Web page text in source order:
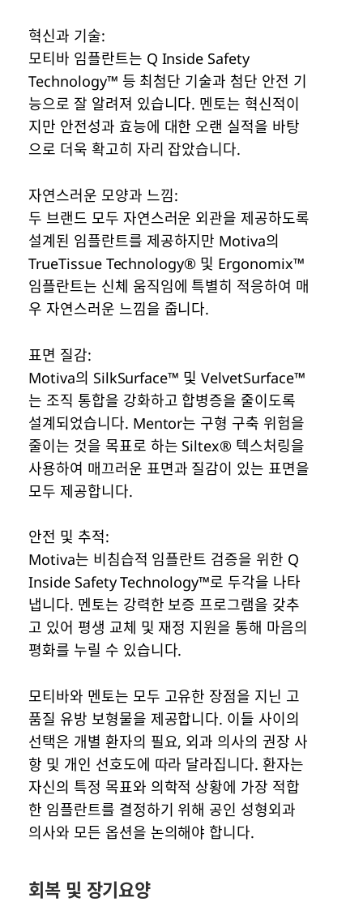
혁신과 기술:
모티바 임플란트는 Q Inside Safety
Technology™ 등 최첨단 기술과 첨단 안전 기
능으로 잘 알려져 있습니다. 멘토는 혁신적이
지만 안전성과 효능에 대한 오랜 실적을 바탕
으로 더욱 확고히 자리 잡았습니다.
자연스러운 모양과 느낌:
두 브랜드 모두 자연스러운 외관을 제공하도록
설계된 임플란트를 제공하지만 Motiva의
TrueTissue Technology® 및 Ergonomix™
임플란트는 신체 움직임에 특별히 적응하여 매
우 자연스러운 느낌을 줍니다.
표면 질감:
Motiva의 SilkSurface™ 및 VelvetSurface™
는 조직 통합을 강화하고 합병증을 줄이도록
설계되었습니다. Mentor는 구형 구축 위험을
줄이는 것을 목표로 하는 Siltex® 텍스처링을
사용하여 매끄러운 표면과 질감이 있는 표면을
모두 제공합니다.
안전 및 추적:
Motiva는 비침습적 임플란트 검증을 위한 Q
Inside Safety Technology™로 두각을 나타
냅니다. 멘토는 강력한 보증 프로그램을 갖추
고 있어 평생 교체 및 재정 지원을 통해 마음의
평화를 누릴 수 있습니다.
모티바와 멘토는 모두 고유한 장점을 지닌 고
품질 유방 보형물을 제공합니다. 이들 사이의
선택은 개별 환자의 필요, 외과 의사의 권장 사
항 및 개인 선호도에 따라 달라집니다. 환자는
자신의 특정 목표와 의학적 상황에 가장 적합
한 임플란트를 결정하기 위해 공인 성형외과
의사와 모든 옵션을 논의해야 합니다.
회복 및 장기요양